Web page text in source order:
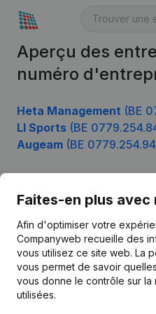
Aperçu des
numéro
Heta Management (BE
Ll Sports (BE
Augeam (BE
Faites-en plus avec
Afin d'optimiser votre
Companyweb recueille des
vous utilisez ce site web. La
vous permet de savoir
vous donne le contrôle sur la
utilisées.
Français
Kantorenpark Everest